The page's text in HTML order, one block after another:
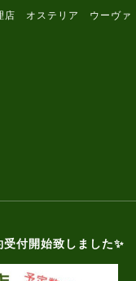
店 オステリア ウーヴァ
付開始致しました✨